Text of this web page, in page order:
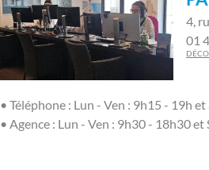
4,
01
• Téléphone : Lun - Ven : 9h15 - 19h et
• Agence : Lun - Ven : 9h30 - 18h30 et